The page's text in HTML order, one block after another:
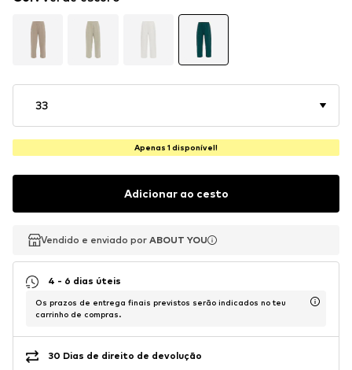
33
Apenas 1 disponível!
Adicionar ao cesto
Vendido e enviado por ABOUT YOU
Vendido e enviado por ABOUT YOU
Vendido e enviado por ABOUT YOU
4 - 6 dias úteis
Os prazos de entrega finais previstos serão indicados no teu
carrinho de compras.
30 Dias de direito de devolução